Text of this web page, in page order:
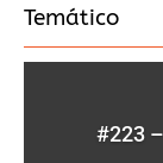
Temático
#223